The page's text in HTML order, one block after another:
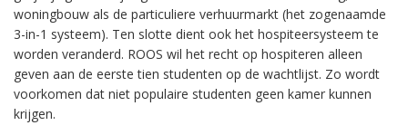
woningbouw als de particuliere verhuurmarkt (het zogenaamde
3-in-1 systeem). Ten slotte dient ook het hospiteersysteem te
worden veranderd. ROOS wil het recht op hospiteren alleen
geven aan de eerste tien studenten op de wachtlijst. Zo wordt
voorkomen dat niet populaire studenten geen kamer kunnen
krijgen.